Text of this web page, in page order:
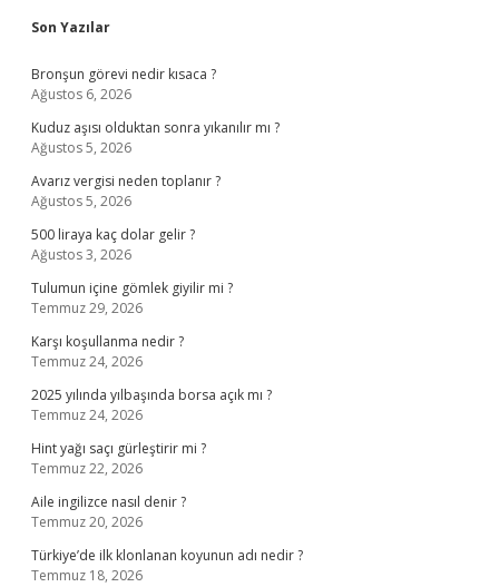
Sidebar
Son Yazılar
Bronşun görevi nedir kısaca ?
Ağustos 6, 2026
Kuduz aşısı olduktan sonra yıkanılır mı ?
Ağustos 5, 2026
Avarız vergisi neden toplanır ?
Ağustos 5, 2026
500 liraya kaç dolar gelir ?
Ağustos 3, 2026
Tulumun içine gömlek giyilir mi ?
Temmuz 29, 2026
Karşı koşullanma nedir ?
Temmuz 24, 2026
2025 yılında yılbaşında borsa açık mı ?
Temmuz 24, 2026
Hint yağı saçı gürleştirir mi ?
Temmuz 22, 2026
Aile ingilizce nasıl denir ?
Temmuz 20, 2026
Türkiye’de ilk klonlanan koyunun adı nedir ?
Temmuz 18, 2026